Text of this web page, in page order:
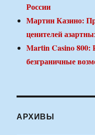
России
Мартин Казино:
ценителей
Martin Casino 800:
безграничные
АРХИВЫ